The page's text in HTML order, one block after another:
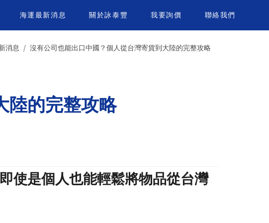
海運最新消息 關於詠泰豐 我要詢價 聯絡我們
消息 沒有公司也能出口中國？個人從台灣寄貨到大陸的完整攻略
陸的完整攻略
使是個人也能輕鬆將物品從台灣